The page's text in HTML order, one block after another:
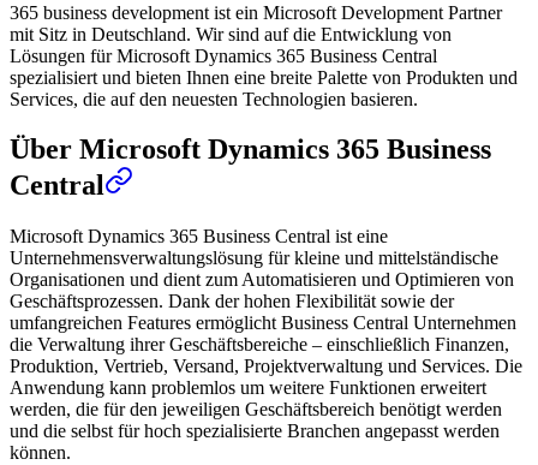
365 business development ist ein Microsoft Development Partner
mit Sitz in Deutschland. Wir sind auf die Entwicklung von
Lösungen für Microsoft Dynamics 365 Business Central
spezialisiert und bieten Ihnen eine breite Palette von Produkten und
Services, die auf den neuesten Technologien basieren.
Über Microsoft Dynamics 365 Business
Central
Microsoft Dynamics 365 Business Central ist eine
Unternehmensverwaltungslösung für kleine und mittelständische
Organisationen und dient zum Automatisieren und Optimieren von
Geschäftsprozessen. Dank der hohen Flexibilität sowie der
umfangreichen Features ermöglicht Business Central Unternehmen
die Verwaltung ihrer Geschäftsbereiche – einschließlich Finanzen,
Produktion, Vertrieb, Versand, Projektverwaltung und Services. Die
Anwendung kann problemlos um weitere Funktionen erweitert
werden, die für den jeweiligen Geschäftsbereich benötigt werden
und die selbst für hoch spezialisierte Branchen angepasst werden
können.